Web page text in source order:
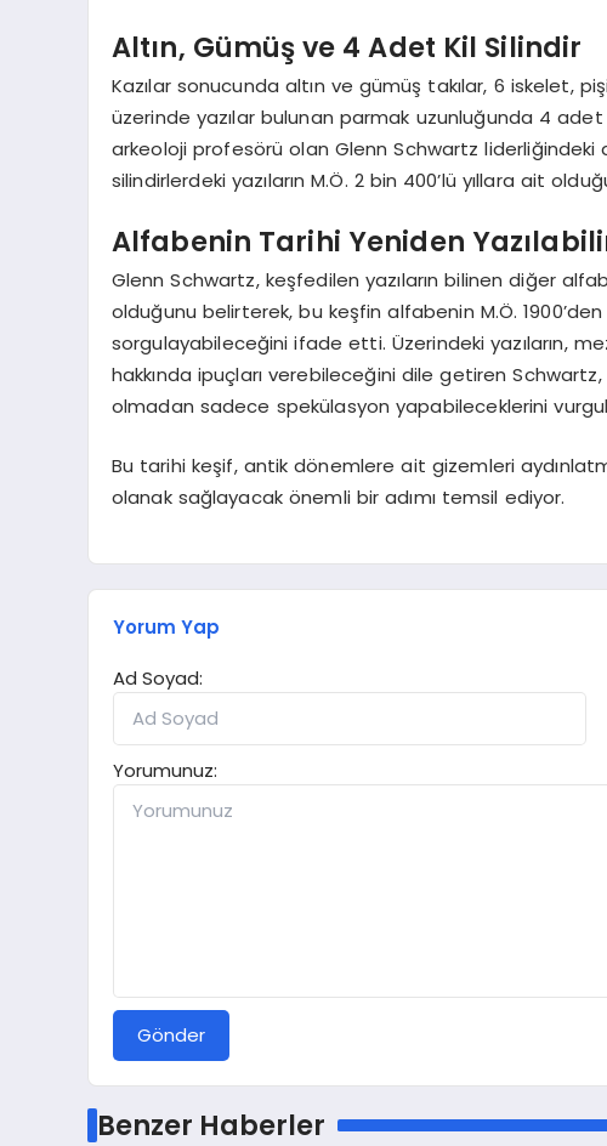
Altın, Gümüş ve 4 Adet Kil Silindir
Kazılar sonucunda altın ve gümüş takılar, 6 iskelet,
üzerinde yazılar bulunan parmak uzunluğunda 4
arkeoloji profesörü olan Glenn Schwartz
silindirlerdeki yazıların M.Ö. 2 bin 400’lü yıllara ait
Alfabenin Tarihi Yeniden
Glenn Schwartz, keşfedilen yazıların bilinen diğer
olduğunu belirterek, bu keşfin alfabenin M.Ö.
sorgulayabileceğini ifade etti. Üzerindeki yazıların,
hakkında ipuçları verebileceğini dile getiren
olmadan sadece spekülasyon yapabileceklerini
Bu tarihi keşif, antik dönemlere ait gizemleri
olanak sağlayacak önemli bir adımı temsil ediyor.
Yorum Yap
Ad Soyad:
Yorumunuz:
Gönder
Benzer Haberler